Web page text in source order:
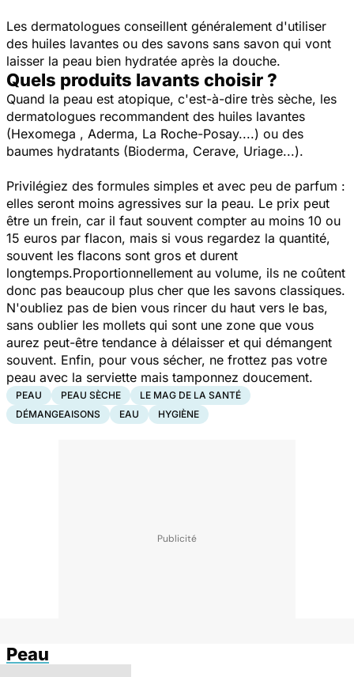
Les dermatologues conseillent généralement d'utiliser
des huiles lavantes ou des savons sans savon qui vont
laisser la peau bien hydratée après la douche.
Quels produits lavants choisir ?
Quand la peau est atopique, c'est-à-dire très sèche, les
dermatologues recommandent des huiles lavantes
(Hexomega , Aderma, La Roche-Posay....) ou des
baumes hydratants (Bioderma, Cerave, Uriage...).
Privilégiez des formules simples et avec peu de parfum :
elles seront moins agressives sur la peau. Le prix peut
être un frein, car il faut souvent compter au moins 10 ou
15 euros par flacon, mais si vous regardez la quantité,
souvent les flacons sont gros et durent
longtemps.Proportionnellement au volume, ils ne coûtent
donc pas beaucoup plus cher que les savons classiques.
N'oubliez pas de bien vous rincer du haut vers le bas,
sans oublier les mollets qui sont une zone que vous
aurez peut-être tendance à délaisser et qui démangent
souvent. Enfin, pour vous sécher, ne frottez pas votre
peau avec la serviette mais tamponnez doucement.
PEAU PEAU SÈCHE
LE MAG DE LA SANTÉ
DÉMANGEAISONS
EAU HYGIÈNE
Peau